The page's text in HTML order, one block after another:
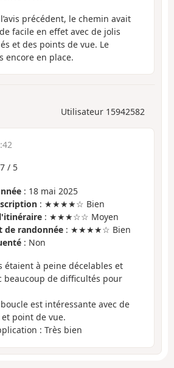
précédent, le chemin avait
facile en effet avec de jolis
et des points de vue. Le
encore en place.
Utilisateur 15942582
/ 5
: 18 mai 2025
: ★★★★☆ Bien
: ★★★☆☆ Moyen
randonnée : ★★★★☆ Bien
: Non
étaient à peine décelables et
beaucoup de difficultés pour
est intéressante avec de
point de vue.
: Très bien